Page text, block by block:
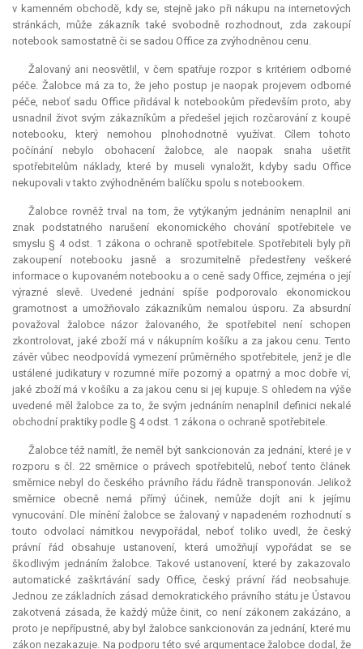
v kamenném obchodě, kdy se, stejně jako při nákupu na internetových
stránkách, může zákazník také svobodně rozhodnout, zda zakoupí
notebook samostatně či se sadou Office za zvýhodněnou cenu.
Žalovaný ani neosvětlil, v čem spatřuje rozpor s kritériem odborné
péče. Žalobce má za to, že jeho postup je naopak projevem odborné
péče, neboť sadu Office přidával k notebookům především proto, aby
usnadnil život svým zákazníkům a předešel jejich rozčarování z koupě
notebooku, který nemohou plnohodnotně využívat. Cílem tohoto
počínání nebylo obohacení žalobce, ale naopak snaha ušetřit
spotřebitelům náklady, které by museli vynaložit, kdyby sadu Office
nekupovali v takto zvýhodněném balíčku spolu s notebookem.
Žalobce rovněž trval na tom, že vytýkaným jednáním nenaplnil ani
znak podstatného narušení ekonomického chování spotřebitele ve
smyslu § 4 odst. 1 zákona o ochraně spotřebitele. Spotřebiteli byly při
zakoupení notebooku jasně a srozumitelně předestřeny veškeré
informace o kupovaném notebooku a o ceně sady Office, zejména o její
výrazné slevě. Uvedené jednání spíše podporovalo ekonomickou
gramotnost a umožňovalo zákazníkům nemalou úsporu. Za absurdní
považoval žalobce názor žalovaného, že spotřebitel není schopen
zkontrolovat, jaké zboží má v nákupním košíku a za jakou cenu. Tento
závěr vůbec neodpovídá vymezení průměrného spotřebitele, jenž je dle
ustálené judikatury v rozumné míře pozorný a opatrný a moc dobře ví,
jaké zboží má v košíku a za jakou cenu si jej kupuje. S ohledem na výše
uvedené měl žalobce za to, že svým jednáním nenaplnil definici nekalé
obchodní praktiky podle § 4 odst. 1 zákona o ochraně spotřebitele.
Žalobce též namítl, že neměl být sankcionován za jednání, které je v
rozporu s čl. 22 směrnice o právech spotřebitelů, neboť tento článek
směrnice nebyl do českého právního řádu řádně transponován. Jelikož
směrnice obecně nemá přímý účinek, nemůže dojít ani k jejímu
vynucování. Dle mínění žalobce se žalovaný v napadeném rozhodnutí s
touto odvolací námitkou nevypořádal, neboť toliko uvedl, že český
právní řád obsahuje ustanovení, která umožňují vypořádat se se
škodlivým jednáním žalobce. Takové ustanovení, které by zakazovalo
automatické zaškrtávání sady Office, český právní řád neobsahuje.
Jednou ze základních zásad demokratického právního státu je Ústavou
zakotvená zásada, že každý může činit, co není zákonem zakázáno, a
proto je nepřípustné, aby byl žalobce sankcionován za jednání, které mu
zákon nezakazuje. Na podporu této své argumentace žalobce dodal, že